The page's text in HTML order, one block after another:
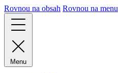
Rovnou na obsah Rovnou na menu
Menu